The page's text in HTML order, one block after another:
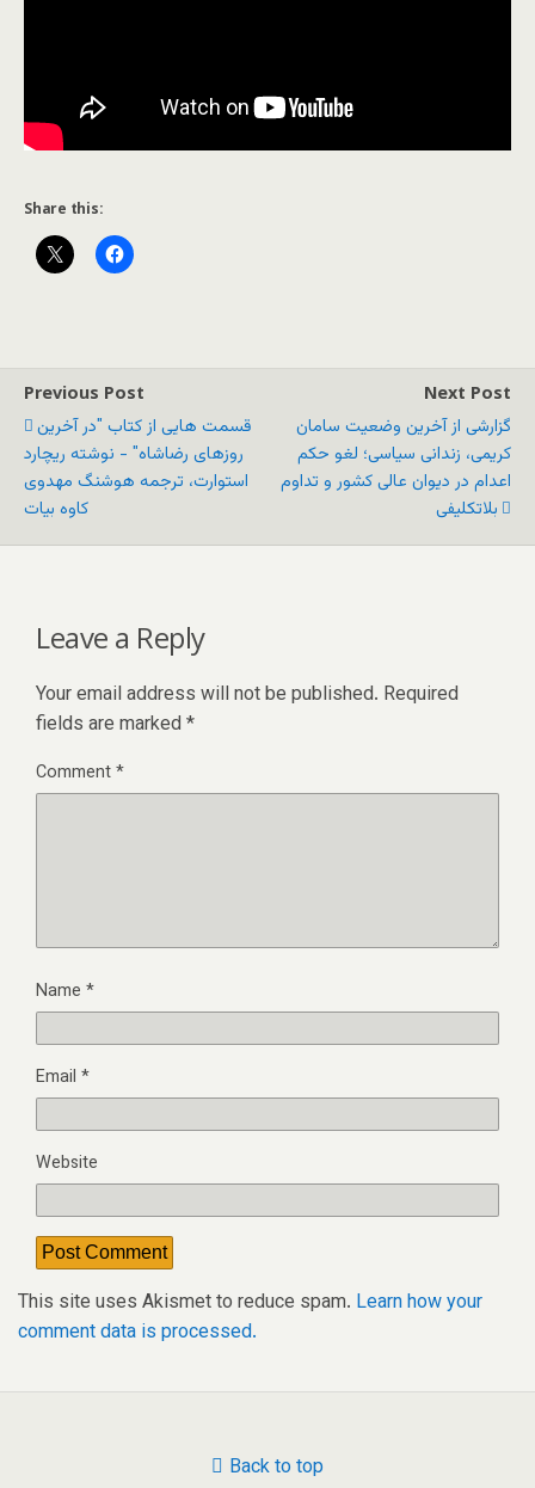
Share this:
Previous Post
قسمت هایی از کتاب "در آخرین
روزهای رضاشاه" - نوشته ریچارد
استوارت، ترجمه هوشنگ مهدوی
کاوه بیات
Next Post
گزارشی از آخرین وضعیت سامان
کریمی، زندانی سیاسی؛ لغو حکم
اعدام در دیوان عالی کشور و تداوم
بلاتکلیفی
Leave a Reply
Your email address will not be published. Required
fields are marked *
Comment*
Name *
Email *
Website
This site uses Akismet to reduce spam. Learn how your
comment data is processed.
Back to top